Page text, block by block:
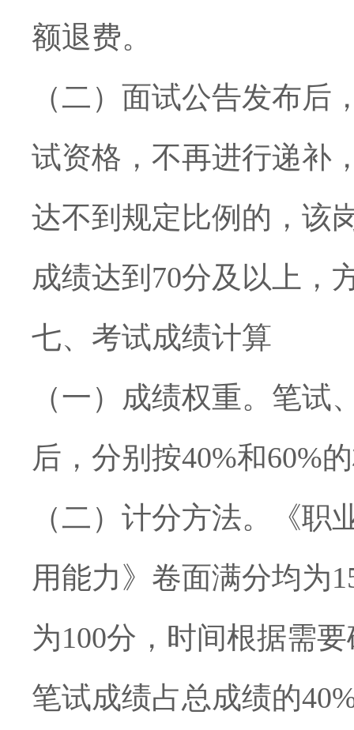
额退费。
（二）面试公告发布
试资格，不再进行递补
达不到规定比例的，该
成绩达到 70分及以上，
七、考试成绩计算
（一）成绩权重。 笔试
后，分别按40%和60%
（二）计分方法。
《职
用能力》卷面满分均为
为100分，时间根据需
笔试成绩占总成绩的